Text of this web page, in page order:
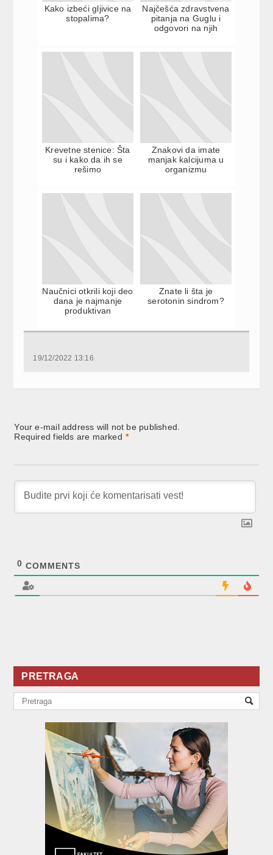
Kako izbeći gljivice na
stopalima?
Najčešća zdravstvena
pitanja na Guglu i
odgovori na njih
Krevetne stenice: Šta
su i kako da ih se
rešimo
Znakovi da imate
manjak kalcijuma u
organizmu
Naučnici otkrili koji deo
dana je najmanje
produktivan
Znate li šta je
serotonin sindrom?
19/12/2022 13:16
Your e-mail address will not be published.
Required fields are marked *
0 COMMENTS
PRETRAGA